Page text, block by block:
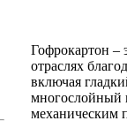
Гофрокартон –
отраслях
включая
многослойный
механическим